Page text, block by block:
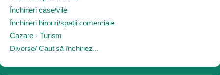
Închirieri case/vile
Închirieri birouri/spații comerciale
Cazare - Turism
Diverse/ Caut să închiriez...